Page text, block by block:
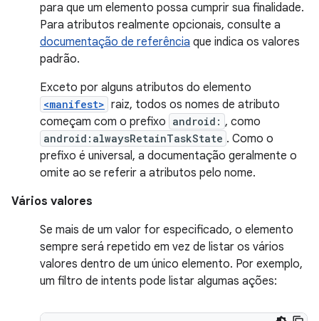
para que um elemento possa cumprir sua finalidade.
Para atributos realmente opcionais, consulte a
documentação de referência que indica os valores
padrão.
Exceto por alguns atributos do elemento
<manifest> raiz, todos os nomes de atributo
começam com o prefixo android: , como
android:alwaysRetainTaskState . Como o
prefixo é universal, a documentação geralmente o
omite ao se referir a atributos pelo nome.
Vários valores
Se mais de um valor for especificado, o elemento
sempre será repetido em vez de listar os vários
valores dentro de um único elemento. Por exemplo,
um filtro de intents pode listar algumas ações: